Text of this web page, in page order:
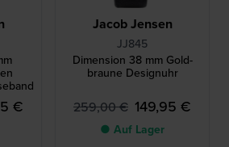
€
Jacob Jensen
JJ845
Dimension 38 mm Gold-
braune Designuhr
259,00 € 149,95 €
● Auf Lager